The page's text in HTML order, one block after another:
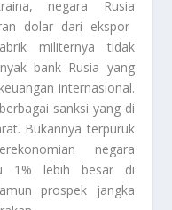
negara
Rusia
dolar dari ekspor
militernya tidak
bank Rusia yang
internasional.
sanksi yang di
Bukannya terpuruk
negara
1% lebih besar di
prospek jangka